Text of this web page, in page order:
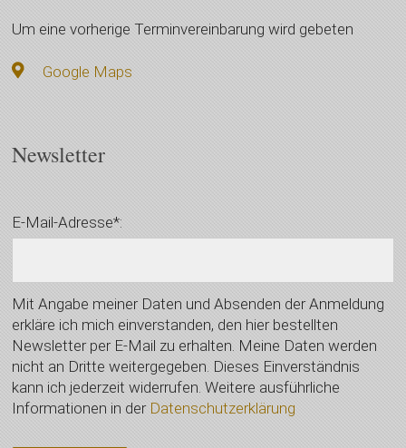
Um eine vorherige Terminvereinbarung wird gebeten
Google Maps
Newsletter
E-Mail-Adresse*:
Mit Angabe meiner Daten und Absenden der Anmeldung
erkläre ich mich einverstanden, den hier bestellten
Newsletter per E-Mail zu erhalten. Meine Daten werden
nicht an Dritte weitergegeben. Dieses Einverständnis
kann ich jederzeit widerrufen. Weitere ausführliche
Informationen in der Datenschutzerklärung